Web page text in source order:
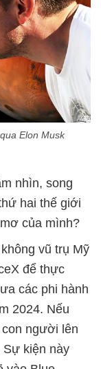
Elon Musk
nhìn, song
hai thế giới
của mình?
vũ trụ Mỹ
để thực
các phi hành
2024. Nếu
người lên
Sự kiện này